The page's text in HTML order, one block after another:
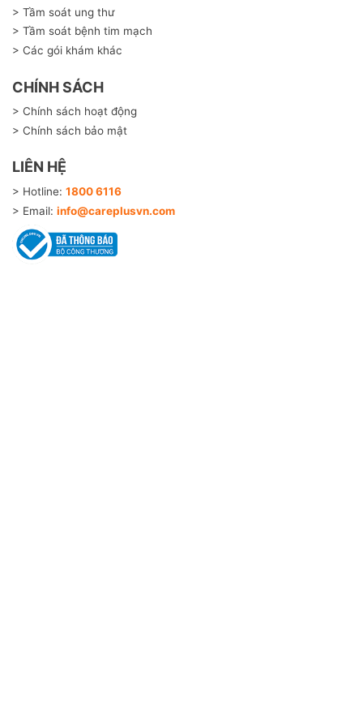
> Tầm soát ung thư
> Tầm soát bệnh tim mạch
> Các gói khám khác
CHÍNH SÁCH
> Chính sách hoạt động
> Chính sách bảo mật
LIÊN HỆ
> Hotline: 1800 6116
> Email: info@careplusvn.com